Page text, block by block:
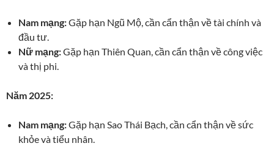
Nam mạng:Gặp hạn Ngũ Mộ, cần cẩn thận về tài chính và
đầu tư.
Nữ mạng:Gặp hạn Thiên Quan, cần cẩn thận về công việc
và thị phi.
Năm 2025:
Nam mạng:Gặp hạn Sao Thái Bạch, cần cẩn thận về sức
khỏe và tiểu nhân.